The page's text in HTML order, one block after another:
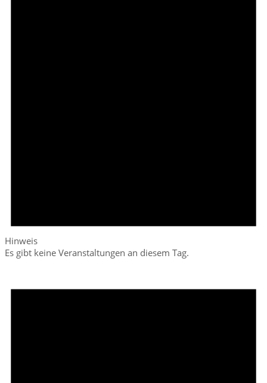
Hinweis
Es gibt keine Veranstaltungen an diesem Tag.